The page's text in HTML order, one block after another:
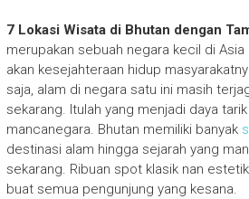
7 Lokasi Wisata di Bhutan dengan
merupakan sebuah negara kecil di Asia
akan kesejahteraan hidup
saja, alam di negara satu ini masih
sekarang. Itulah yang menjadi daya
mancanegara. Bhutan memiliki banyak
destinasi alam hingga sejarah yang
sekarang. Ribuan spot klasik nan
buat semua pengunjung yang kesana.